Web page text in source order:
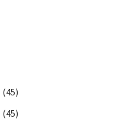
(45)
(45)